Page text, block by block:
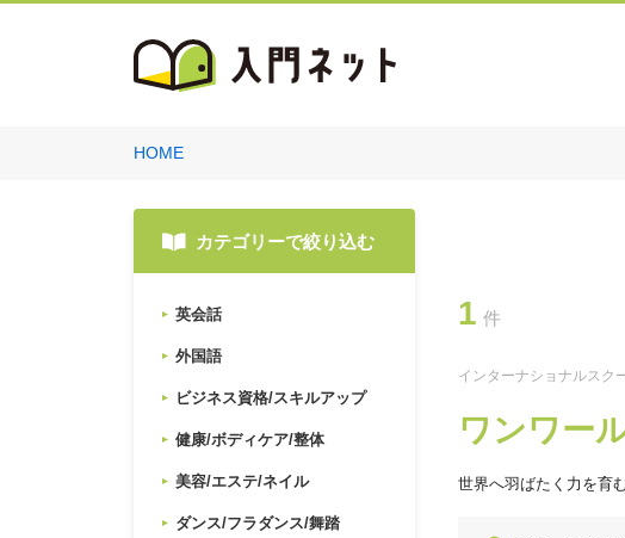
HOME
カテゴリーで絞り込む
英会話
外国語
ビジネス資格/スキルアップ
健康/ボディケア/整体
美容/エステ/ネイル
ダンス/フラダンス/舞踏
1 件
インターナショナルスク
ワンワー
世界へ羽ばたく力を育